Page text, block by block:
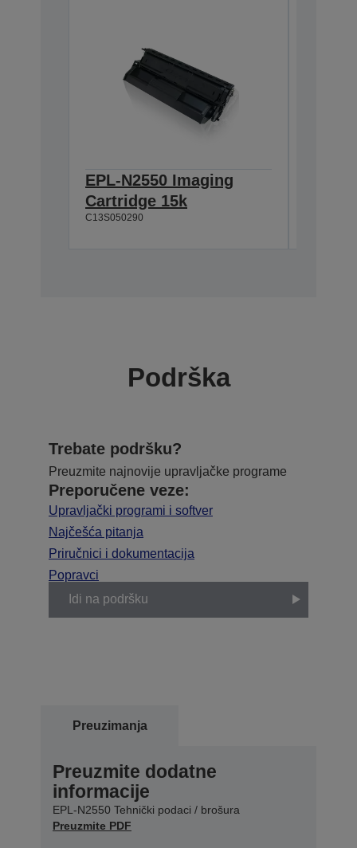
EPL-N2550 Imaging
Cartridge 15k
C13S050290
Podrška
Trebate podršku?
Preuzmite najnovije upravljačke programe
Preporučene veze:
Upravljački programi i softver
Najčešća pitanja
Priručnici i dokumentacija
Popravci
Idi na podršku
Preuzimanja
Preuzmite dodatne
informacije
EPL-N2550 Tehnički podaci / brošura
Preuzmite PDF